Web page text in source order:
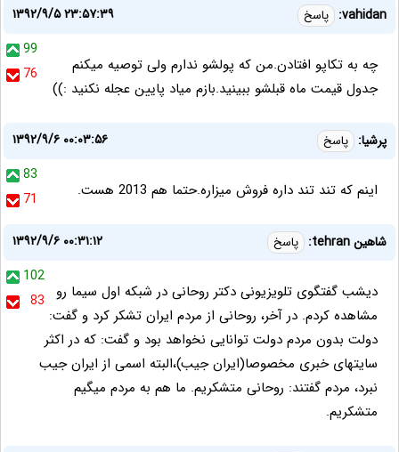
vahidan: پاسخ
۱۳۹۲/۹/۵ ۲۳:۵۷:۳۹
99
76
چه به تکاپو افتادن.من که پولشو ندارم ولی توصیه میکنم
جدول قیمت ماه قبلشو ببینید.بازم میاد پایین عجله نکنید :))
پرشیا: پاسخ
۱۳۹۲/۹/۶ ۰۰:۰۳:۵۶
83
71
اینم که تند تند داره فروش میزاره.حتما هم 2013 هست.
شاهین tehran: پاسخ
۱۳۹۲/۹/۶ ۰۰:۳۱:۱۲
102
83
دیشب گفتگوی تلویزیونی دکتر روحانی در شبکه اول سیما رو
مشاهده کردم. در آخر، روحانی از مردم ایران تشکر کرد و گفت:
دولت بدون مردم دولت توانایی نخواهد بود و گفت: که در اکثر
سایتهای خبری مخصوصا(ایران جیب)،البته اسمی از ایران جیب
نبرد، مردم گفتند: روحانی متشکریم. ما هم به مردم میگیم
متشکریم.